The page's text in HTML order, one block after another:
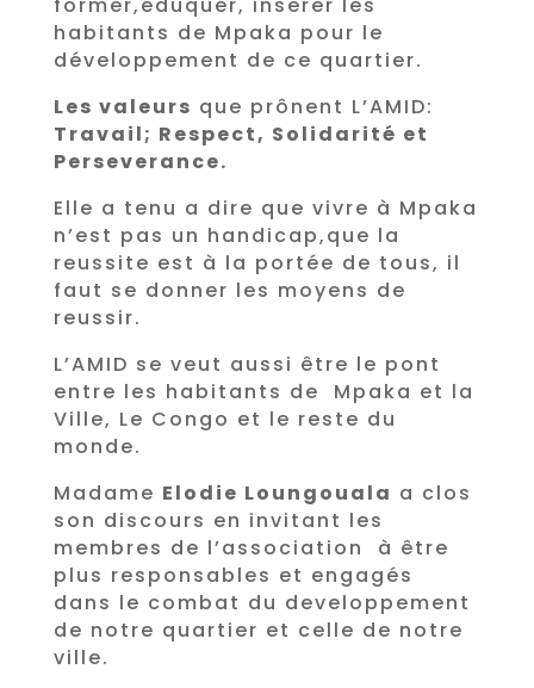
habitants de Mpaka pour le
développement de ce quartier.
Les valeurs que prônent L’AMID:
Travail; Respect, Solidarité et
Perseverance.
Elle a tenu a dire que vivre à Mpaka
n’est pas un handicap,que la
reussite est à la portée de tous, il
faut se donner les moyens de
reussir.
L’AMID se veut aussi être le pont
entre les habitants de Mpaka et la
Ville, Le Congo et le reste du
monde.
Madame Elodie Loungouala a clos
son discours en invitant les
membres de l’association à être
plus responsables et engagés
dans le combat du developpement
de notre quartier et celle de notre
ville.